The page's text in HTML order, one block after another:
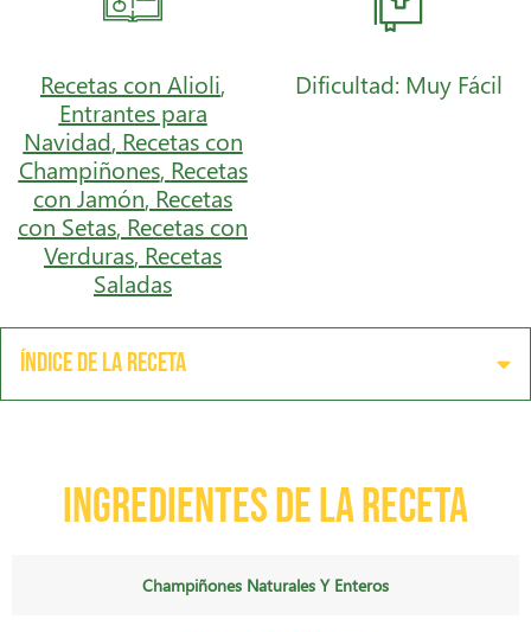
Recetas con Alioli,
Entrantes para
Navidad, Recetas con
Champiñones, Recetas
con Jamón, Recetas
con Setas, Recetas con
Verduras, Recetas
Saladas
Dificultad: Muy Fácil
Índice de la receta
Ingredientes de la receta
Champiñones Naturales Y Enteros